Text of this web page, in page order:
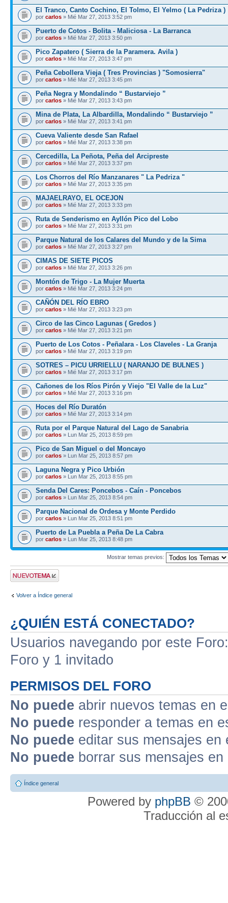
El Tranco, Canto Cochino, El Tolmo, El Yelmo ( La Pedriza )
por carlos » Mié Mar 27, 2013 3:52 pm
Puerto de Cotos - Bolita - Maliciosa - La Barranca
por carlos » Mié Mar 27, 2013 3:50 pm
Pico Zapatero ( Sierra de la Paramera. Avila )
por carlos » Mié Mar 27, 2013 3:47 pm
Peña Cebollera Vieja ( Tres Provincias ) "Somosierra"
por carlos » Mié Mar 27, 2013 3:45 pm
Peña Negra y Mondalindo “ Bustarviejo ”
por carlos » Mié Mar 27, 2013 3:43 pm
Mina de Plata, La Albardilla, Mondalindo “ Bustarviejo ”
por carlos » Mié Mar 27, 2013 3:41 pm
Cueva Valiente desde San Rafael
por carlos » Mié Mar 27, 2013 3:38 pm
Cercedilla, La Peñota, Peña del Arcipreste
por carlos » Mié Mar 27, 2013 3:37 pm
Los Chorros del Río Manzanares " La Pedriza "
por carlos » Mié Mar 27, 2013 3:35 pm
MAJAELRAYO, EL OCEJON
por carlos » Mié Mar 27, 2013 3:33 pm
Ruta de Senderismo en Ayllón Pico del Lobo
por carlos » Mié Mar 27, 2013 3:31 pm
Parque Natural de los Calares del Mundo y de la Sima
por carlos » Mié Mar 27, 2013 3:27 pm
CIMAS DE SIETE PICOS
por carlos » Mié Mar 27, 2013 3:26 pm
Montón de Trigo - La Mujer Muerta
por carlos » Mié Mar 27, 2013 3:24 pm
CAÑÓN DEL RÍO EBRO
por carlos » Mié Mar 27, 2013 3:23 pm
Circo de las Cinco Lagunas ( Gredos )
por carlos » Mié Mar 27, 2013 3:21 pm
Puerto de Los Cotos - Peñalara - Los Claveles - La Granja
por carlos » Mié Mar 27, 2013 3:19 pm
SOTRES – PICU URRIELLU ( NARANJO DE BULNES )
por carlos » Mié Mar 27, 2013 3:17 pm
Cañones de los Ríos Pirón y Viejo "El Valle de la Luz"
por carlos » Mié Mar 27, 2013 3:16 pm
Hoces del Río Duratón
por carlos » Mié Mar 27, 2013 3:14 pm
Ruta por el Parque Natural del Lago de Sanabria
por carlos » Lun Mar 25, 2013 8:59 pm
Pico de San Miguel o del Moncayo
por carlos » Lun Mar 25, 2013 8:57 pm
Laguna Negra y Pico Urbión
por carlos » Lun Mar 25, 2013 8:55 pm
Senda Del Cares: Poncebos - Caín - Poncebos
por carlos » Lun Mar 25, 2013 8:54 pm
Parque Nacional de Ordesa y Monte Perdido
por carlos » Lun Mar 25, 2013 8:51 pm
Puerto de La Puebla a Peña De La Cabra
por carlos » Lun Mar 25, 2013 8:48 pm
Mostrar temas previos:
Publicar un nuevo
tema
Volver a Índice general
¿QUIÉN ESTÁ CONECTADO?
Usuarios navegando por este
Foro y 1 invitado
PERMISOS DEL FORO
No puede abrir nuevos temas en
No puede responder a temas en
No puede editar sus mensajes en
No puede borrar sus mensajes
Índice general
Powered by phpBB ©
Traducción al